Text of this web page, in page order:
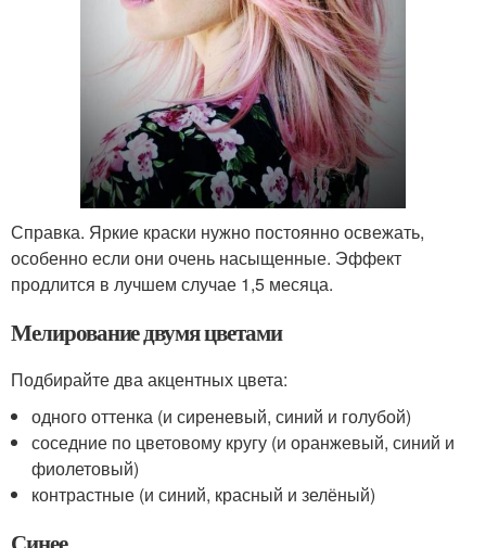
Справка. Яркие краски нужно постоянно освежать,
особенно если они очень насыщенные. Эффект
продлится в лучшем случае 1,5 месяца.
Мелирование двумя цветами
Подбирайте два акцентных цвета:
одного оттенка (и сиреневый, синий и голубой)
соседние по цветовому кругу (и оранжевый, синий и
фиолетовый)
контрастные (и синий, красный и зелёный)